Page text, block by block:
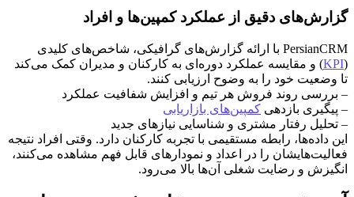
گزارش‌های دقیق از عملکرد کمپین‌ها و افراد
PersianCRM با ارائه گزارش‌های گرافیکی، شاخص‌های کلیدی
(
KPI) و مقایسه عملکرد دوره‌ای به کارکنان و مدیران کمک می‌کند
تا وضعیت خود را به وضوح ارزیابی کنند.
– بررسی روند فروش هر تیم و افزایش شفافیت عملکرد
– پیگیری بازدهی کمپین‌های بازاریابی
– تحلیل رفتار مشتری و شناسایی نیازهای جدید
این داده‌ها، رابطه مستقیمی با تجربه کارکنان دارد. وقتی افراد نتیجه
فعالیت‌هایشان را در اعداد و نمودارهای قابل فهم مشاهده می‌کنند،
انگیزش و رضایت شغلی آن‌ها بالا می‌رود.